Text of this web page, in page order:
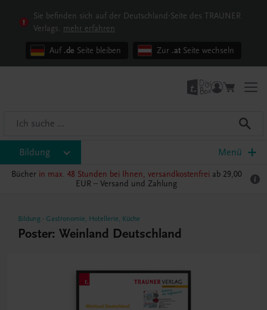
Sie befinden sich auf der Deutschland-Seite des TRAUNER
Verlags. mehr erfahren
Auf .de Seite bleiben Zur .at Seite wechseln
Bildung Menü
Bücher in max. 48 Stunden bei Ihnen, versandkostenfrei ab 29,00
EUR – Versand und Zahlung
Bildung - Gastronomie, Hotellerie, Küche
Poster: Weinland Deutschland